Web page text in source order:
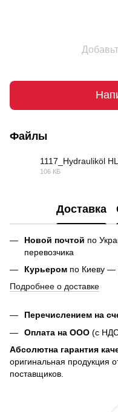
Файлы
1117_Hydrauliköl
106 КБ
Доставка
Новой почтой по
перевозчика
Курьером по Киеву —
Подробнее о доставке
Перечислением на
Оплата на ООО (с
Абсолютна гарантия
оригинальная продукция
поставщиков.